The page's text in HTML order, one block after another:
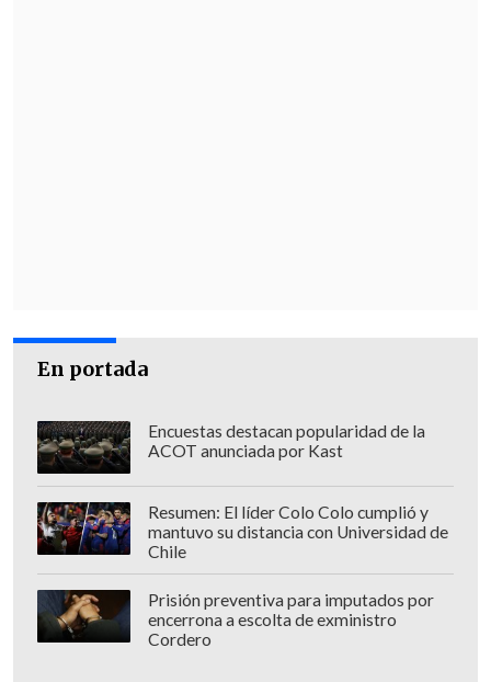
En portada
Encuestas destacan popularidad de la
ACOT anunciada por Kast
Resumen: El líder Colo Colo cumplió y
mantuvo su distancia con Universidad de
Chile
Prisión preventiva para imputados por
encerrona a escolta de exministro
Cordero